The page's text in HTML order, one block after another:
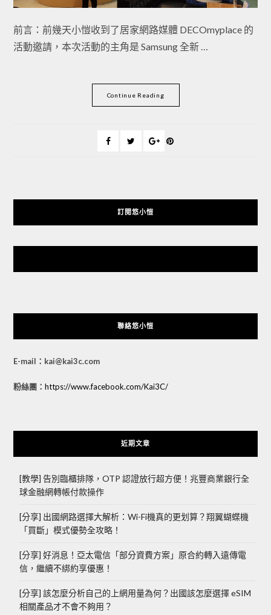
前言：前幾天小愷收到了居家網路媒體 DECOmyplace 的
活動邀請，本次活動的主角是 Samsung 全新 …
Continue Reading
訂閱悠小愷
聯絡悠小愷
E-mail：kai@kai3c.com
粉絲團： https://www.facebook.com/Kai3C/
近期文章
[教學] 告別臨櫃排隊，OTP 認證放行超方便！兆豐商業銀行全
球金融網轉帳付款操作
[分享] 出國網路選擇大解析：Wi-Fi機真的更划算？翔翼蝴蝶機
「買斷」模式優勢全攻略！
[分享] 好消息！亞太電信「部分資費方案」原合約轉入遠傳電
信，繼續不綁約享優惠！
[分享] 該怎麼分析自己的上網用量為何？出國該怎麼選擇 eSIM
相關產品才不會不夠用？